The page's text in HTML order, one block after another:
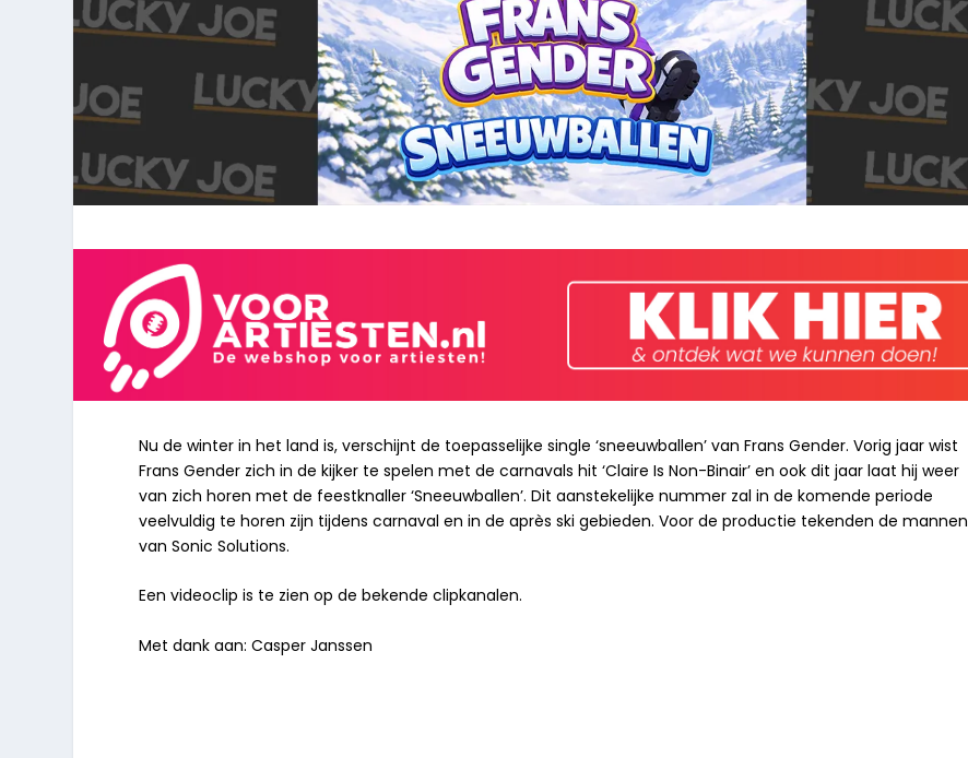
Nu de winter in het land is, verschijnt de toepasselijke single ‘sneeuwballen’ van Frans Gender. Vorig jaar wist
Frans Gender zich in de kijker te spelen met de carnavals hit ‘Claire Is Non-Binair’ en ook dit jaar laat hij weer
van zich horen met de feestknaller ‘Sneeuwballen’. Dit aanstekelijke nummer zal in de komende periode
veelvuldig te horen zijn tijdens carnaval en in de après ski gebieden. Voor de productie tekenden de mannen
van Sonic Solutions.
Een videoclip is te zien op de bekende clipkanalen.
Met dank aan: Casper Janssen